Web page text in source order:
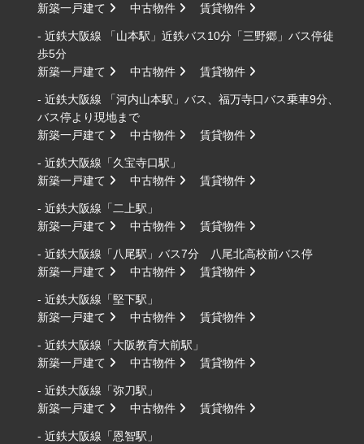
新築一戸建て
中古物件 賃貸物件
- 近鉄大阪線 「山本駅」近鉄バス10分「三野郷」バス停徒
歩5分
新築一戸建て
中古物件 賃貸物件
- 近鉄大阪線 「河内山本駅」バス、福万寺口バス乗車9分、
バス停より現地まで
新築一戸建て
中古物件 賃貸物件
- 近鉄大阪線「久宝寺口駅」
新築一戸建て
中古物件 賃貸物件
- 近鉄大阪線「二上駅」
新築一戸建て
中古物件 賃貸物件
- 近鉄大阪線「八尾駅」バス7分 八尾北高校前バス停
新築一戸建て
中古物件 賃貸物件
- 近鉄大阪線「堅下駅」
新築一戸建て
中古物件 賃貸物件
- 近鉄大阪線「大阪教育大前駅」
新築一戸建て
中古物件 賃貸物件
- 近鉄大阪線「弥刀駅」
新築一戸建て
中古物件 賃貸物件
- 近鉄大阪線「恩智駅」